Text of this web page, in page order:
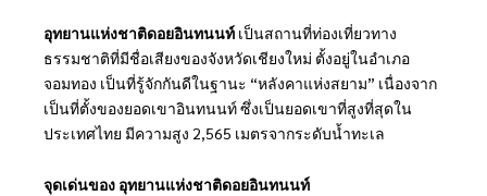
อุทยานแห่งชาติดอยอินทนนท์ เป็นสถานที่ท่องเที่ยวทาง
ธรรมชาติที่มีชื่อเสียงของจังหวัดเชียงใหม่ ตั้งอยู่ในอำเภอ
จอมทอง เป็นที่รู้จักกันดีในฐานะ “หลังคาแห่งสยาม” เนื่องจาก
เป็นที่ตั้งของยอดเขาอินทนนท์ ซึ่งเป็นยอดเขาที่สูงที่สุดใน
ประเทศไทย มีความสูง 2,565 เมตรจากระดับน้ำทะเล
จุดเด่นของ อุทยานแห่งชาติดอยอินทนนท์